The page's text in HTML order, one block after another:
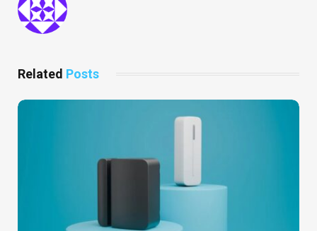
Related Posts